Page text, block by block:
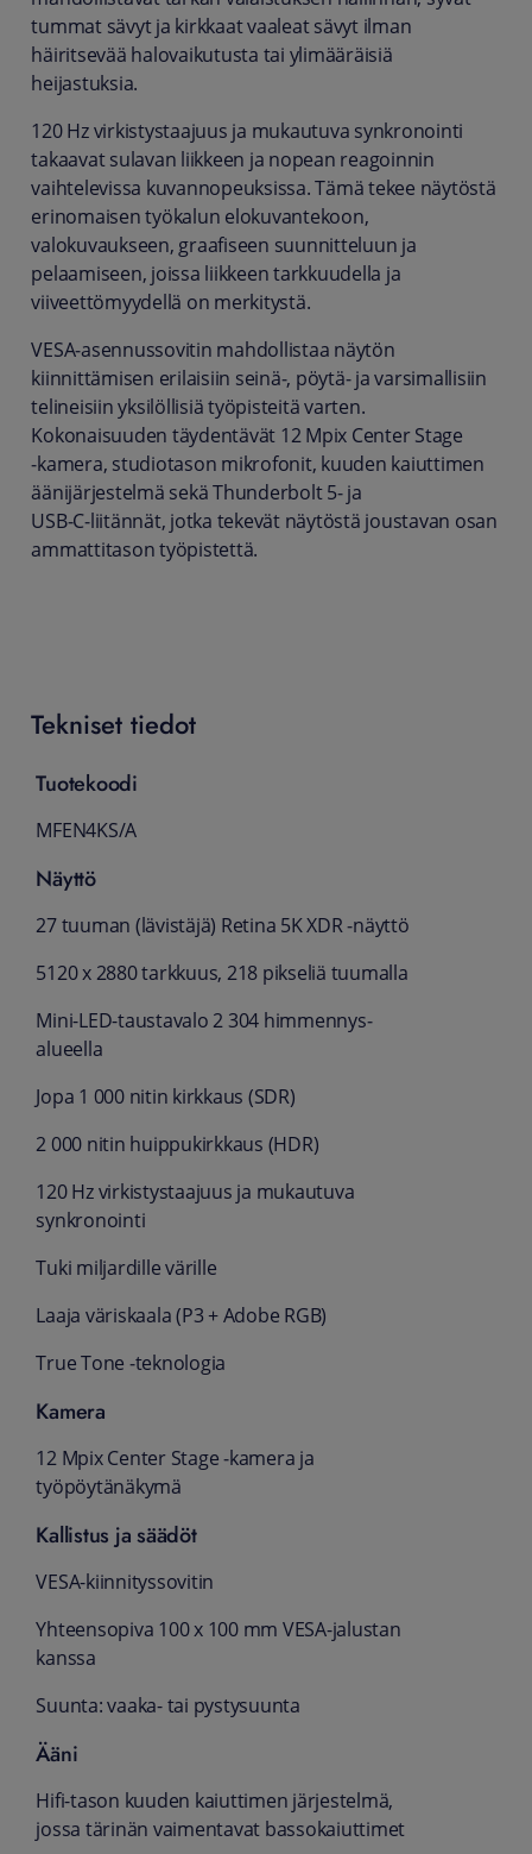
tummat sävyt ja kirkkaat vaaleat sävyt ilman
häiritsevää halovaikutusta tai ylimääräisiä
heijastuksia.
120 Hz virkistystaajuus ja mukautuva synkronointi
takaavat sulavan liikkeen ja nopean reagoinnin
vaihtelevissa kuvan­nopeuksissa. Tämä tekee näytöstä
erinomaisen työkalun elokuvantekoon,
valokuvaukseen, graafiseen suunnitteluun ja
pelaamiseen, joissa liikkeen tarkkuudella ja
viiveettömyydellä on merkitystä.
VESA‑asennussovitin mahdollistaa näytön
kiinnittämisen erilaisiin seinä‑, pöytä‑ ja varsimallisiin
telineisiin yksilöllisiä työpisteitä varten.
Kokonaisuuden täydentävät 12 Mpix Center Stage
‑kamera, studiotason mikrofonit, kuuden kaiuttimen
äänijärjestelmä sekä Thunderbolt 5‑ ja
USB‑C‑liitännät, jotka tekevät näytöstä joustavan osan
ammattitason työpistettä.
Tekniset tiedot
Tuotekoodi
MFEN4KS/A
Näyttö
27 tuuman (lävistäjä) Retina 5K XDR ‑näyttö
5120 x 2880 tarkkuus, 218 pikseliä tuumalla
Mini-LED-taustavalo 2 304 himmennys­
alueella
Jopa 1 000 nitin kirkkaus (SDR)
2 000 nitin huippu­kirkkaus (HDR)
120 Hz virkistys­taajuus ja mukautuva
synkronointi
Tuki miljardille värille
Laaja väriskaala (P3 + Adobe RGB)
True Tone ‑teknologia
Kamera
12 Mpix Center Stage ‑kamera ja
työpöytänäkymä
Kallistus ja säädöt
VESA-kiinnitys­sovitin
Yhteensopiva 100 x 100 mm VESA-jalustan
kanssa
Suunta: vaaka- tai pystysuunta
Ääni
Hifi-tason kuuden kaiuttimen järjestelmä,
jossa tärinän vaimentavat basso­kaiuttimet